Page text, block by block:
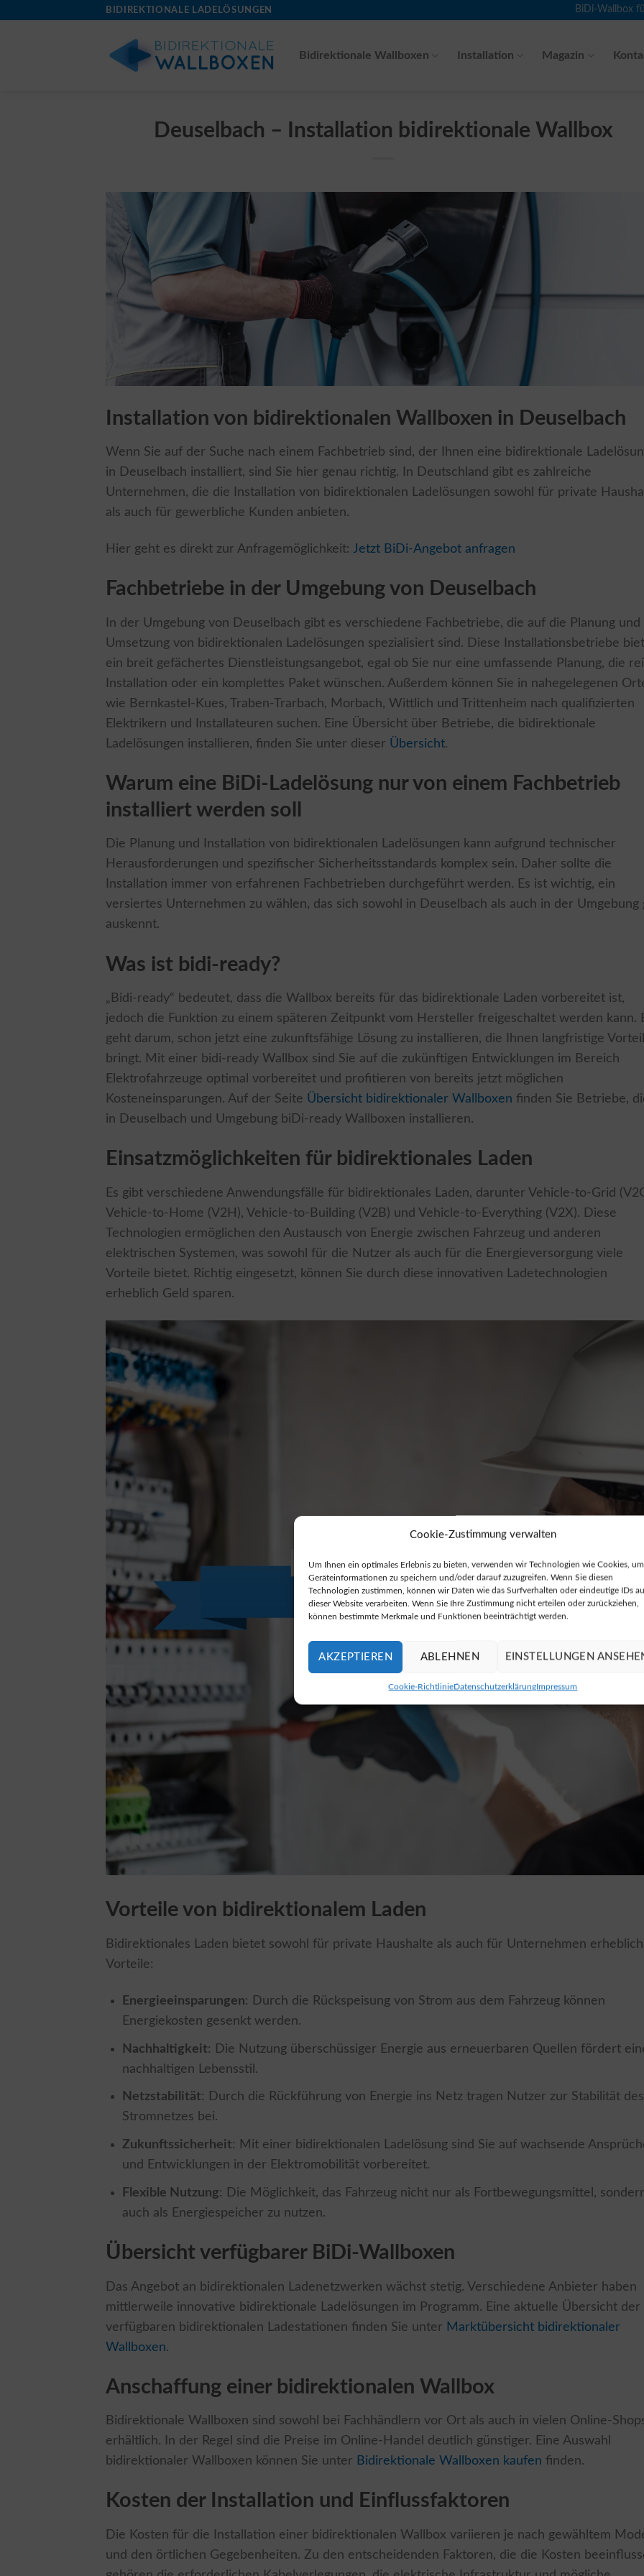
Cookie-Zustimmung verwalten
Um Ihnen ein optimales Erlebnis zu bieten, verwenden wir Technologien wie Cookies, um
Geräteinformationen zu speichern und/oder darauf zuzugreifen. Wenn Sie diesen
Technologien zustimmen, können wir Daten wie das Surfverhalten oder eindeutige IDs
dieser Website verarbeiten. Wenn Sie Ihre Zustimmung nicht erteilen oder zurückziehen,
können bestimmte Merkmale und Funktionen beeinträchtigt werden.
AKZEPTIEREN ABLEHNEN EINSTELLUNGEN
Cookie-RichtlinieDatenschutzerklärungImpressum
BIDIREKTIONALE LADELÖSUNGEN BiDi-Wallbox
Bidirektionale Wallboxen Installation Magazin
Deuselbach – Installation bidirektionale Wallbox
Installation von bidirektionalen Wallboxen in Deuselbach
Wenn Sie auf der Suche nach einem Fachbetrieb sind, der Ihnen eine bidirektionale
in Deuselbach installiert, sind Sie hier genau richtig. In Deutschland gibt es zahlreiche
Unternehmen, die die Installation von bidirektionalen Ladelösungen sowohl für private
als auch für gewerbliche Kunden anbieten.
Hier geht es direkt zur Anfragemöglichkeit: Jetzt BiDi-Angebot anfragen
Fachbetriebe in der Umgebung von Deuselbach
In der Umgebung von Deuselbach gibt es verschiedene Fachbetriebe, die auf die Planung und
Umsetzung von bidirektionalen Ladelösungen spezialisiert sind. Diese Installationsbetriebe
ein breit gefächertes Dienstleistungsangebot, egal ob Sie nur eine umfassende Planung, die
Installation oder ein komplettes Paket wünschen. Außerdem können Sie in nahegelegenen
wie Bernkastel-Kues, Traben-Trarbach, Morbach, Wittlich und Trittenheim nach qualifizierten
Elektrikern und Installateuren suchen. Eine Übersicht über Betriebe, die bidirektionale
Ladelösungen installieren, finden Sie unter dieser Übersicht.
Warum eine BiDi-Ladelösung nur von einem Fachbetrieb
installiert werden soll
Die Planung und Installation von bidirektionalen Ladelösungen kann aufgrund technischer
Herausforderungen und spezifischer Sicherheitsstandards komplex sein. Daher sollte die
Installation immer von erfahrenen Fachbetrieben durchgeführt werden. Es ist wichtig, ein
versiertes Unternehmen zu wählen, das sich sowohl in Deuselbach als auch in der Umgebung
auskennt.
Was ist bidi-ready?
„Bidi-ready“ bedeutet, dass die Wallbox bereits für das bidirektionale Laden vorbereitet ist,
jedoch die Funktion zu einem späteren Zeitpunkt vom Hersteller freigeschaltet werden kann.
geht darum, schon jetzt eine zukunftsfähige Lösung zu installieren, die Ihnen langfristige
bringt. Mit einer bidi-ready Wallbox sind Sie auf die zukünftigen Entwicklungen im Bereich
Elektrofahrzeuge optimal vorbereitet und profitieren von bereits jetzt möglichen
Kosteneinsparungen. Auf der Seite Übersicht bidirektionaler Wallboxen finden Sie Betriebe,
in Deuselbach und Umgebung biDi-ready Wallboxen installieren.
Einsatzmöglichkeiten für bidirektionales Laden
Es gibt verschiedene Anwendungsfälle für bidirektionales Laden, darunter Vehicle-to-Grid
Vehicle-to-Home (V2H), Vehicle-to-Building (V2B) und Vehicle-to-Everything (V2X). Diese
Technologien ermöglichen den Austausch von Energie zwischen Fahrzeug und anderen
elektrischen Systemen, was sowohl für die Nutzer als auch für die Energieversorgung viele
Vorteile bietet. Richtig eingesetzt, können Sie durch diese innovativen Ladetechnologien
erheblich Geld sparen.
Vorteile von bidirektionalem Laden
Bidirektionales Laden bietet sowohl für private Haushalte als auch für Unternehmen
Vorteile:
Energieeinsparungen: Durch die Rückspeisung von Strom aus dem Fahrzeug können
Energiekosten gesenkt werden.
Nachhaltigkeit: Die Nutzung überschüssiger Energie aus erneuerbaren Quellen fördert
nachhaltigen Lebensstil.
Netzstabilität: Durch die Rückführung von Energie ins Netz tragen Nutzer zur Stabilität des
Stromnetzes bei.
Zukunftssicherheit: Mit einer bidirektionalen Ladelösung sind Sie auf wachsende
und Entwicklungen in der Elektromobilität vorbereitet.
Flexible Nutzung: Die Möglichkeit, das Fahrzeug nicht nur als Fortbewegungsmittel,
auch als Energiespeicher zu nutzen.
Übersicht verfügbarer BiDi-Wallboxen
Das Angebot an bidirektionalen Ladenetzwerken wächst stetig. Verschiedene Anbieter haben
mittlerweile innovative bidirektionale Ladelösungen im Programm. Eine aktuelle Übersicht der
verfügbaren bidirektionalen Ladestationen finden Sie unter Marktübersicht bidirektionaler
Wallboxen.
Anschaffung einer bidirektionalen Wallbox
Bidirektionale Wallboxen sind sowohl bei Fachhändlern vor Ort als auch in vielen Online-
erhältlich. In der Regel sind die Preise im Online-Handel deutlich günstiger. Eine Auswahl
bidirektionaler Wallboxen können Sie unter Bidirektionale Wallboxen kaufen finden.
Kosten der Installation und Einflussfaktoren
Die Kosten für die Installation einer bidirektionalen Wallbox variieren je nach gewähltem
und den örtlichen Gegebenheiten. Zu den entscheidenden Faktoren, die die Kosten